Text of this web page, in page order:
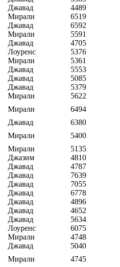
Джавад
4489
Мирали
6519
Джавад
6592
Мирали
5591
Джавад
4705
Лоуренс
5376
Мирали
5361
Джавад
5553
Джавад
5085
Джавад
5379
Мирали
5622
Мирали
6494
Джавад
6380
Мирали
5400
Мирали
5135
Джазим
4810
Джавад
4787
Джавад
7639
Джавад
7055
Джавад
6778
Джавад
4896
Джавад
4652
Джавад
5634
Лоуренс
6075
Мирали
4748
Джавад
5040
Мирали
4745